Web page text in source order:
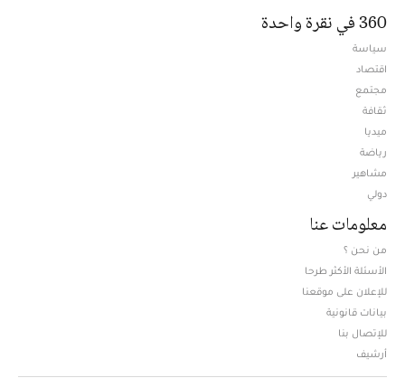
360 في نقرة واحدة
سياسة
اقتصاد
مجتمع
ثقافة
ميديا
رياضة
مشاهير
دولي
معلومات عنا
من نحن ؟
الأسئلة الأكثر طرحا
للإعلان على موقعنا
بيانات قانونية
للإتصال بنا
أرشيف